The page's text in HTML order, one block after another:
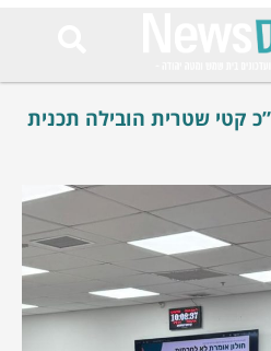
קטי שטרית הובילה תכנית